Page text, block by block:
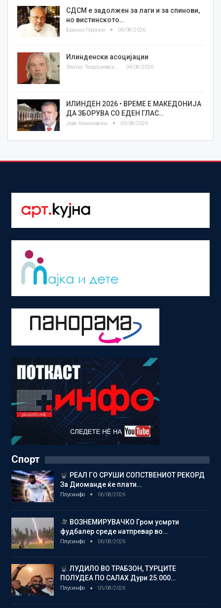
СДСМ е задолжен за лаги и за спинови,
но вистинското…
Бранко Героски 06/08/2026
Илинденски асоцијации
Златко Теодосиевски 04/08/2026
ИЛИНДЕН 2026 • ВРЕМЕ Е МАКЕДОНИЈА
ДА ЗБОРУВА СО ЕДЕН ГЛАС…
Јове Кекеновски 03/08/2026
Спорт
РЕАЛ ГО СРУШИ СОПСТВЕНИОТ РЕКОРД
За Диоманде ќе плати…
Плусинфо 06/08/2026
ВОЗНЕМИРУВАЧКО Гром усмрти
фудбалер среде натпревар во…
Плусинфо 06/08/2026
ЛУДИЛО ВО ТРАБЗОН, ТУРЦИТЕ
ПОЛУДЕА ПО САЛАХ Дури 25.000…
Плусинфо 05/08/2026